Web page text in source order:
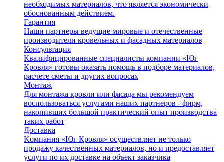
необходимых материалов, что является экономически
обоснованным действием.
Гарантия
Наши партнеры ведущие мировые и отечественные
производители кровельных и фасадных материалов
Консультация
Квалифицированные специалисты компании «Юг
Кровля» готовы оказать помощь в подборе материалов,
расчете сметы и других вопросах
Монтаж
Для монтажа кровли или фасада мы рекомендуем
воспользоваться услугами наших партнеров - фирм,
накопивших большой практический опыт производства
таких работ
Доставка
Kомпания «Юг Кровля» осуществляет не только
продажу качественных материалов, но и предоставляет
услуги по их доставке на объект заказчика